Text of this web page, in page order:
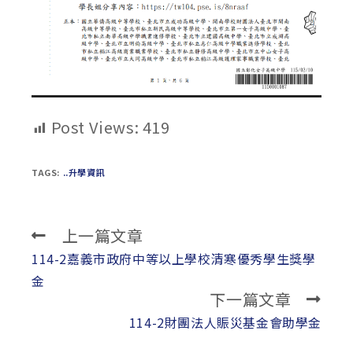
Post Views: 419
TAGS: ..升學資訊
Read
more
articles
上一篇文章
114-2嘉義市政府中等以上學校清寒優秀學生獎學
金
下一篇文章
114-2財團法人賑災基金會助學金